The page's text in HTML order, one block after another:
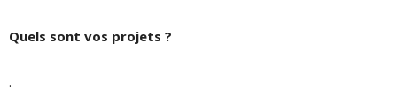
Quels sont vos projets ?
.